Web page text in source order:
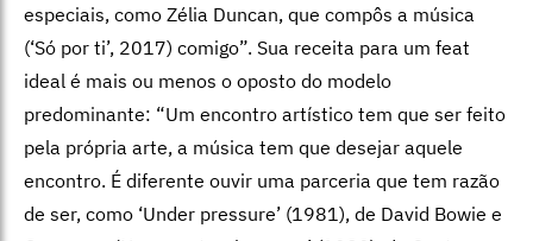
especiais, como Zélia Duncan, que compôs a música
(‘Só por ti’, 2017) comigo”. Sua receita para um feat
ideal é mais ou menos o oposto do modelo
predominante: “Um encontro artístico tem que ser feito
pela própria arte, a música tem que desejar aquele
encontro. É diferente ouvir uma parceria que tem razão
de ser, como ‘Under pressure’ (1981), de David Bowie e